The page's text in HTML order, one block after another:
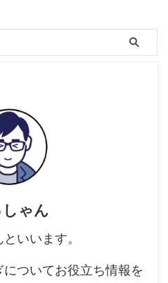
しゃん
いいます。
ついてお役立ち情報を